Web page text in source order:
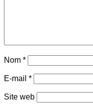
Nom *
E-mail *
Site web